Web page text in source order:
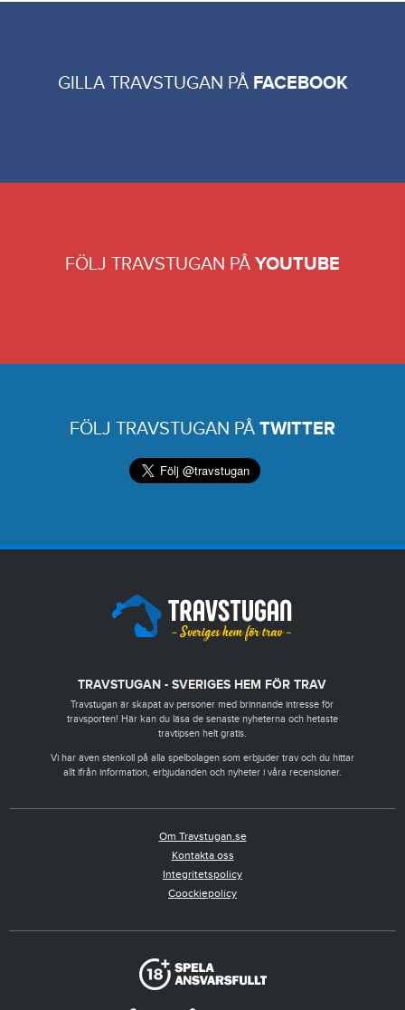
GILLA TRAVSTUGAN PÅ FACEBOOK
FÖLJ TRAVSTUGAN PÅ YOUTUBE
FÖLJ TRAVSTUGAN PÅ TWITTER
TRAVSTUGAN - SVERIGES HEM FÖR TRAV
Travstugan är skapat av personer med brinnande intresse för
travsporten! Här kan du läsa de senaste nyheterna och hetaste
travtipsen helt gratis.
Vi har även stenkoll på alla spelbolagen som erbjuder trav och du hittar
allt ifrån information, erbjudanden och nyheter i våra recensioner.
Om Travstugan.se
Kontakta oss
Integritetspolicy
Coockiepolicy